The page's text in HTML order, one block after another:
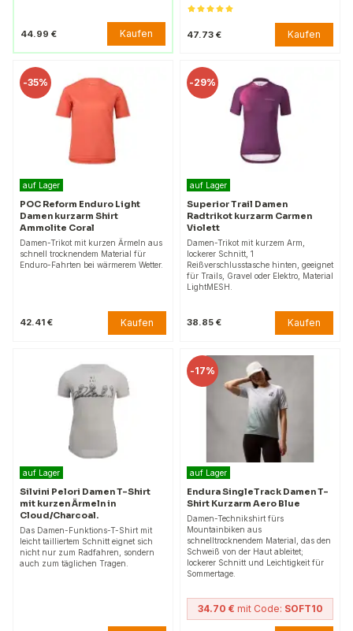
44.99 € Kaufen 47.73 € Kaufen
-35%
auf Lager
POC Reform Enduro Light
Damen kurzarm Shirt
Ammolite Coral
Damen-Trikot mit kurzen Ärmeln aus
schnell trocknendem Material für
Enduro-Fahrten bei wärmerem Wetter.
42.41 € Kaufen
-29%
auf Lager
Superior Trail Damen
Radtrikot kurzarm Carmen
Violett
Damen-Trikot mit kurzem Arm,
lockerer Schnitt, 1
Reißverschlusstasche hinten, geeignet
für Trails, Gravel oder Elektro, Material
LightMESH.
38.85 € Kaufen
auf Lager
Silvini Pelori Damen T-Shirt
mit kurzen Ärmeln in
Cloud/Charcoal.
Das Damen-Funktions-T-Shirt mit
leicht tailliertem Schnitt eignet sich
nicht nur zum Radfahren, sondern
auch zum täglichen Tragen.
-17%
auf Lager
Endura SingleTrack Damen T-
Shirt Kurzarm Aero Blue
Damen-Technikshirt fürs
Mountainbiken aus
schnelltrocknendem Material, das den
Schweiß von der Haut ableitet;
lockerer Schnitt und Leichtigkeit für
Sommertage.
34.70 € mit Code: SOFT10